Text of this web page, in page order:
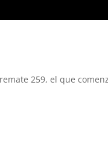
259, el que